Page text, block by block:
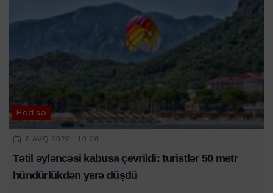
Hadisə
6 AVQ 2026 | 10:00
Tətil əyləncəsi kabusa çevrildi: turistlər 50 metr
hündürlükdən yerə düşdü